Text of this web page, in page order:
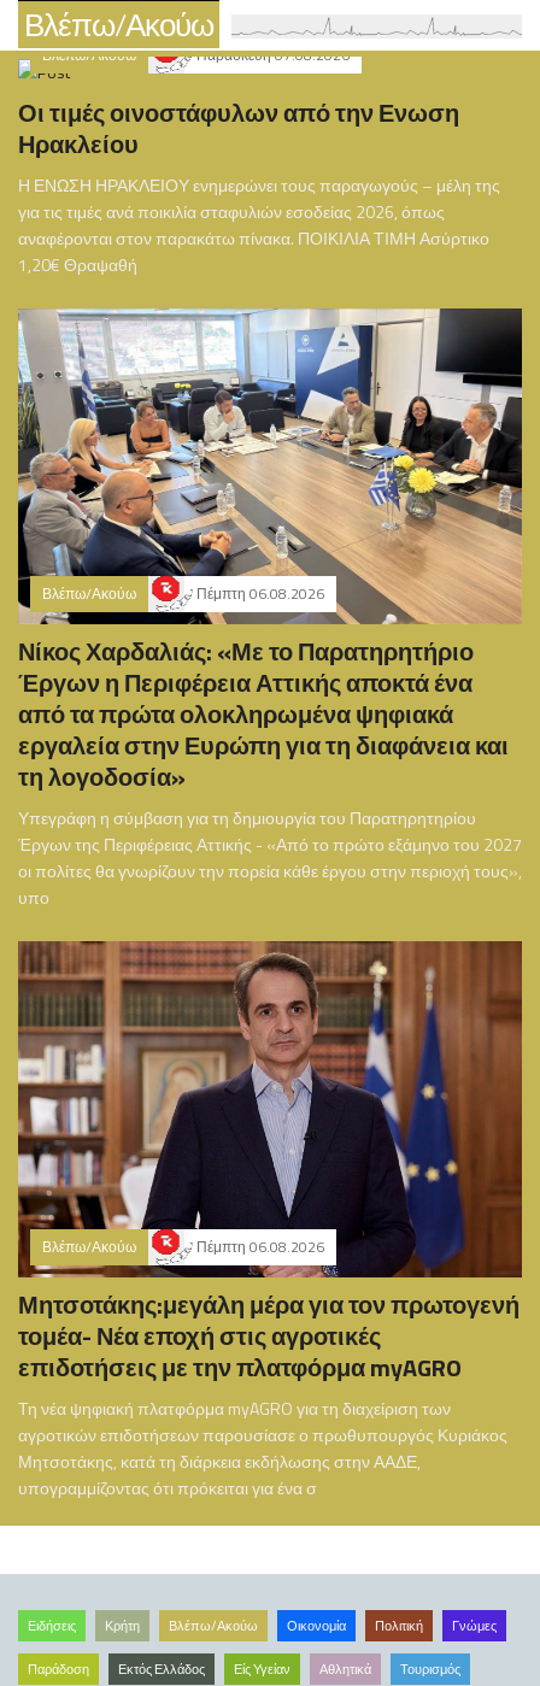
Βλέπω/Ακούω
Βλέπω/Ακούω Παρασκευή 07.08.2026
Οι τιμές οινοστάφυλων από την Ενωση
Ηρακλείου
Η ΕΝΩΣΗ ΗΡΑΚΛΕΙΟΥ ενημερώνει τους παραγωγούς – μέλη της
για τις τιμές ανά ποικιλία σταφυλιών εσοδείας 2026, όπως
αναφέρονται στον παρακάτω πίνακα. ΠΟΙΚΙΛΙΑ ΤΙΜΗ Ασύρτικο
1,20€ Θραψαθή
Βλέπω/Ακούω Πέμπτη 06.08.2026
Νίκος Χαρδαλιάς: «Με το Παρατηρητήριο
Έργων η Περιφέρεια Αττικής αποκτά ένα
από τα πρώτα ολοκληρωμένα ψηφιακά
εργαλεία στην Ευρώπη για τη διαφάνεια και
τη λογοδοσία»
Υπεγράφη η σύμβαση για τη δημιουργία του Παρατηρητηρίου
Έργων της Περιφέρειας Αττικής - «Από το πρώτο εξάμηνο του 2027
οι πολίτες θα γνωρίζουν την πορεία κάθε έργου στην περιοχή τους»,
υπο
Βλέπω/Ακούω Πέμπτη 06.08.2026
Μητσοτάκης:μεγάλη μέρα για τον πρωτογενή
τομέα- Νέα εποχή στις αγροτικές
επιδοτήσεις με την πλατφόρμα myAGRO
Τη νέα ψηφιακή πλατφόρμα myAGRO για τη διαχείριση των
αγροτικών επιδοτήσεων παρουσίασε ο πρωθυπουργός Κυριάκος
Μητσοτάκης, κατά τη διάρκεια εκδήλωσης στην ΑΑΔΕ,
υπογραμμίζοντας ότι πρόκειται για ένα σ
Ειδήσεις Κρήτη Βλέπω/Ακούω Οικονομία Πολιτική Γνώμες
Παράδοση Εκτός Ελλάδος Είς Υγείαν Αθλητικά Τουρισμός